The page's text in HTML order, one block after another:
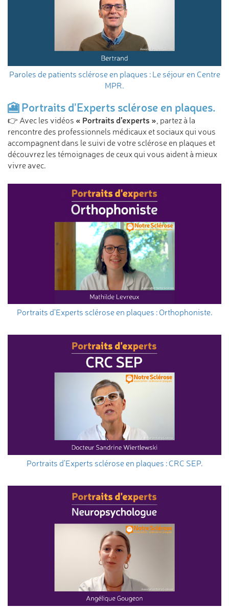
Paroles de patients sclérose en plaques : Le séjour en Centre
MPR.
🎦 Portraits d'Experts sclérose en plaques.
👉 Avec les vidéos « Portraits d’experts » , partez à la
rencontre des professionnels médicaux et sociaux qui vous
accompagnent dans le suivi de votre sclérose en plaques et
découvrez les témoignages de ceux qui vous aident à mieux
vivre avec.
Portraits d'Experts sclérose en plaques : Orthophoniste.
Portraits d'Experts sclérose en plaques : CRC SEP.